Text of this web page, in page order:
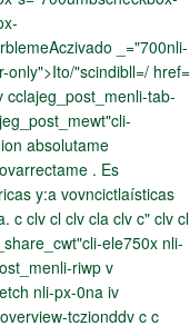
_="700nli-
only">Ito/"scindibll=/ href=
cclajeg_post_menli-tab-
absolutame
. Es
y:a vovncictlaísticas
c clv cl clv cla clv c" clv cl
ele750x nli-
riwp v
nli-px-0na iv
tczionddv c c